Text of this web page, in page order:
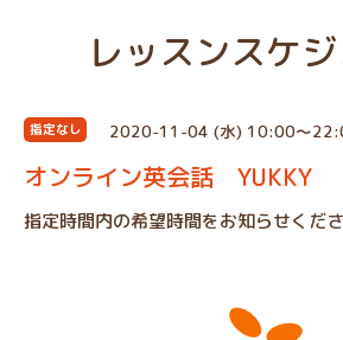
レッスンスケ
指定なし 2020-11-04 (水) 10:00～
オンライン英会話 YUKKY
指定時間内の希望時間をお知らせくださ